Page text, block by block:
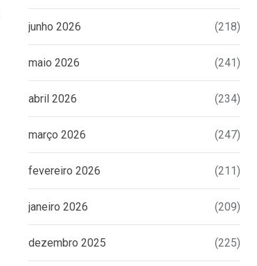
junho 2026 (218)
maio 2026 (241)
abril 2026 (234)
março 2026 (247)
fevereiro 2026 (211)
janeiro 2026 (209)
dezembro 2025 (225)